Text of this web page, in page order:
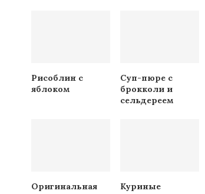
Рисоблин с
яблоком
Суп-пюре с
брокколи и
сельдереем
Оригинальная
Куриные